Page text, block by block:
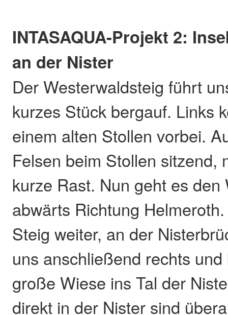
INTASAQUA-Projekt 2:
an der Nister
Der Westerwaldsteig führt
kurzes Stück bergauf. Links
einem alten Stollen vorbei.
Felsen beim Stollen sitzend,
kurze Rast. Nun geht es
abwärts Richtung
Steig weiter, an der
uns anschließend rechts
große Wiese ins Tal der
direkt in der Nister sind